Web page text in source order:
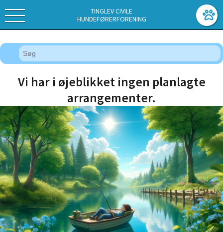
TINGLEV CIVILE
HUNDEFØRERFORENING
Vi har i øjeblikket ingen planlagte
arrangementer.